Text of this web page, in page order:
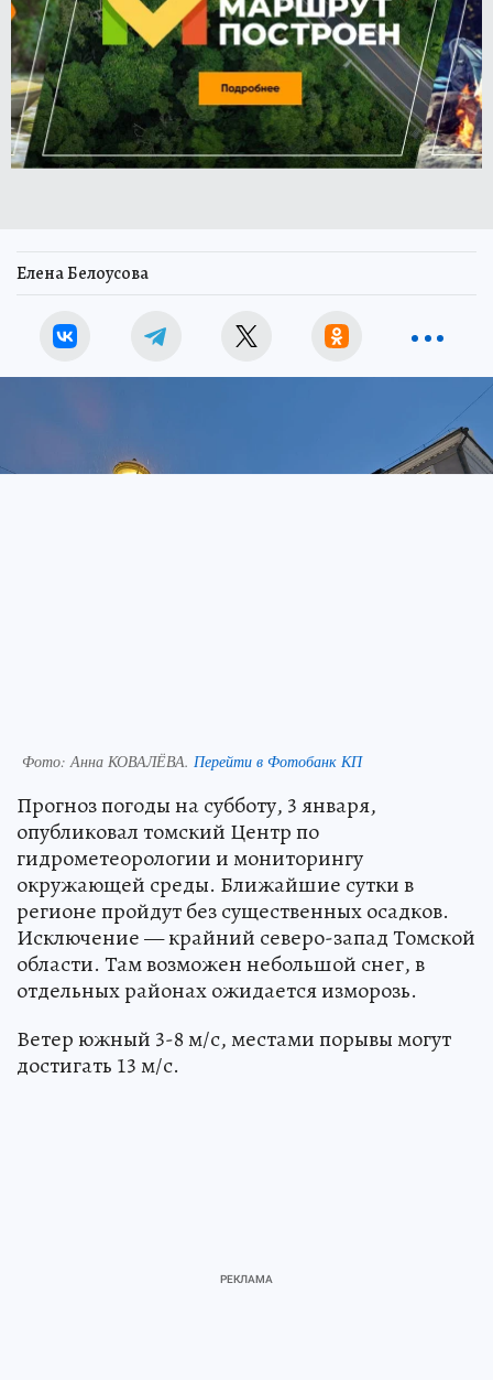
Елена Белоусова
Фото: Анна КОВАЛЁВА. Перейти в Фотобанк КП
Прогноз погоды на субботу, 3 января,
опубликовал томский Центр по
гидрометеорологии и мониторингу
окружающей среды. Ближайшие сутки в
регионе пройдут без существенных осадков.
Исключение — крайний северо-запад Томской
области. Там возможен небольшой снег, в
отдельных районах ожидается изморозь.
Ветер южный 3-8 м/с, местами порывы могут
достигать 13 м/с.